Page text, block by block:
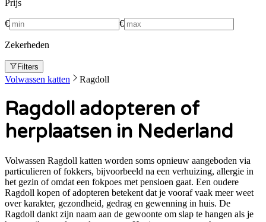
Prijs
€ €
Zekerheden
Filters
Volwassen katten Ragdoll
Ragdoll adopteren of
herplaatsen in Nederland
Volwassen Ragdoll katten worden soms opnieuw aangeboden via
particulieren of fokkers, bijvoorbeeld na een verhuizing, allergie in
het gezin of omdat een fokpoes met pensioen gaat. Een oudere
Ragdoll kopen of adopteren betekent dat je vooraf vaak meer weet
over karakter, gezondheid, gedrag en gewenning in huis. De
Ragdoll dankt zijn naam aan de gewoonte om slap te hangen als je